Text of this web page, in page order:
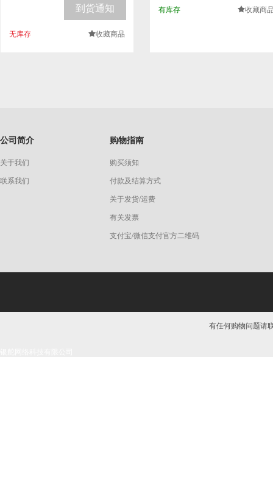
到货通知
无库存 .收藏商品
有库存 .收藏商
公司简介
关于我们
联系我们
购物指南
购买须知
付款及结算方式
关于发货/运费
有关发票
支付宝/微信支付官方二维码
有任何购物问题请